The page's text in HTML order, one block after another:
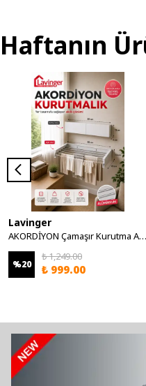
Haftanın
Lavinger
AKORDİYON Çamaşır Kurutma Askısı Alüminyum Katlanır 6 Borulu Duvara Monte Balkon Banyo Askılık Duvar Tipi Yer Tasarruflu Çamaşırlık 80 CM Beyaz
%20
₺ 1,249.00
₺ 999.00